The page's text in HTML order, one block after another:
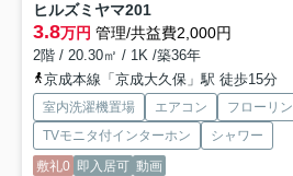
ヒルズミヤマ201
3.8万円 管理/共益費2,000円
2階 / 20.30㎡ / 1K /築36年
京成本線「京成大久保」駅 徒歩15分
室内洗濯機置場 エアコン フローリ
TVモニタ付インターホン
シャワー
敷礼0 即入居可 動画